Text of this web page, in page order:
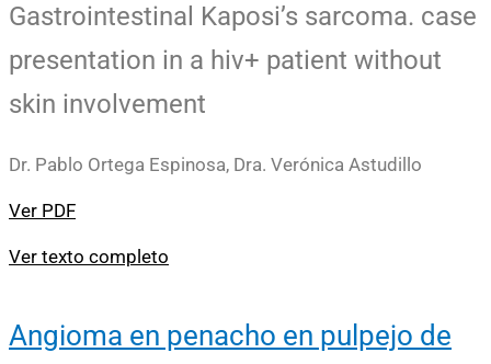
Gastrointestinal Kaposi’s sarcoma. case
presentation in a hiv+ patient without
skin involvement
Dr. Pablo Ortega Espinosa, Dra. Verónica Astudillo
Ver PDF
Ver texto completo
Angioma en penacho en pulpejo de